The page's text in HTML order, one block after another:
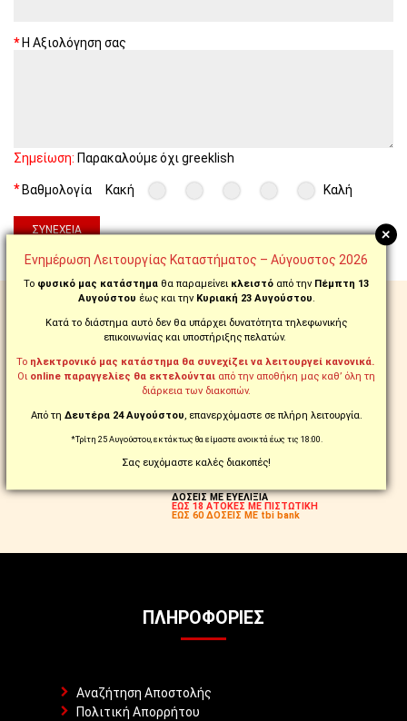
Η Αξιολόγηση σας
Σημείωση: Παρακαλούμε όχι greeklish
Βαθμολογία Κακή Καλή
ΣΥΝΈΧΕΙΑ
ΣΕ ΟΛΗ ΤΗΝ ΕΛΛΑΔΑ ΑΠΟ 99€
ΠΡΟΪΟΝΤΑ ΜΕ ΤΗΝ ΕΝΔΕΙΞΗ:
FREE
ΠΑΡΑΓΓΕΙΛΤΕ ΚΑΙ
ΤΗΛΕΦΩΝΙΚΑ ΣΤΟ
ΑΛΛΑΞΑΤΕ ΓΝΩΜΗ;
ΔΙΚΑΙΩΜΑ ΕΠΙΣΤΡΟΦΗΣ
ΔΟΣΕΙΣ ΜΕ ΕΥΕΛΙΞΙΑ
ΕΩΣ 18 ΑΤΟΚΕΣ ΜΕ ΠΙΣΤΩΤΙΚΗ
ΕΩΣ 60 ΔΟΣΕΙΣ ΜΕ tbi bank
ΠΛΗΡΟΦΟΡΊΕΣ
Αναζήτηση Αποστολής
Πολιτική Απορρήτου
+
Ενημέρωση Λειτουργίας Καταστήματος – Αύγουστος 2026
Το φυσικό μας κατάστημα θα παραμείνει κλειστό από την Πέμπτη 13
Αυγούστου έως και τηνΚυριακή 23 Αυγούστου.
Κατά το διάστημα αυτό δεν θα υπάρχει δυνατότητα τηλεφωνικής
επικοινωνίας και υποστήριξης πελατών.
Το ηλεκτρονικό μας κατάστημα θα συνεχίζει να λειτουργεί κανονικά.
Οι online παραγγελίες θα εκτελούνται από την αποθήκη μας καθ’ όλη τη
διάρκεια των διακοπών.
Από τη Δευτέρα 24 Αυγούστου, επανερχόμαστε σε πλήρη λειτουργία.
*Τρίτη 25 Αυγούστου, εκτάκτως θα είμαστε ανοικτά έως τις 18:00.
Σας ευχόμαστε καλές διακοπές!